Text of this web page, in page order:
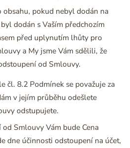
pokud nebyl dodán na
dodán s Vaším předchozím
před uplynutím lhůty pro
a My jsme Vám sdělili, že
od Smlouvy.
čl. 8.2 Podmínek se považuje za
v jejím průběhu odešlete
odstupujete.
Smlouvy Vám bude Cena
dne účinnosti odstoupení na účet,